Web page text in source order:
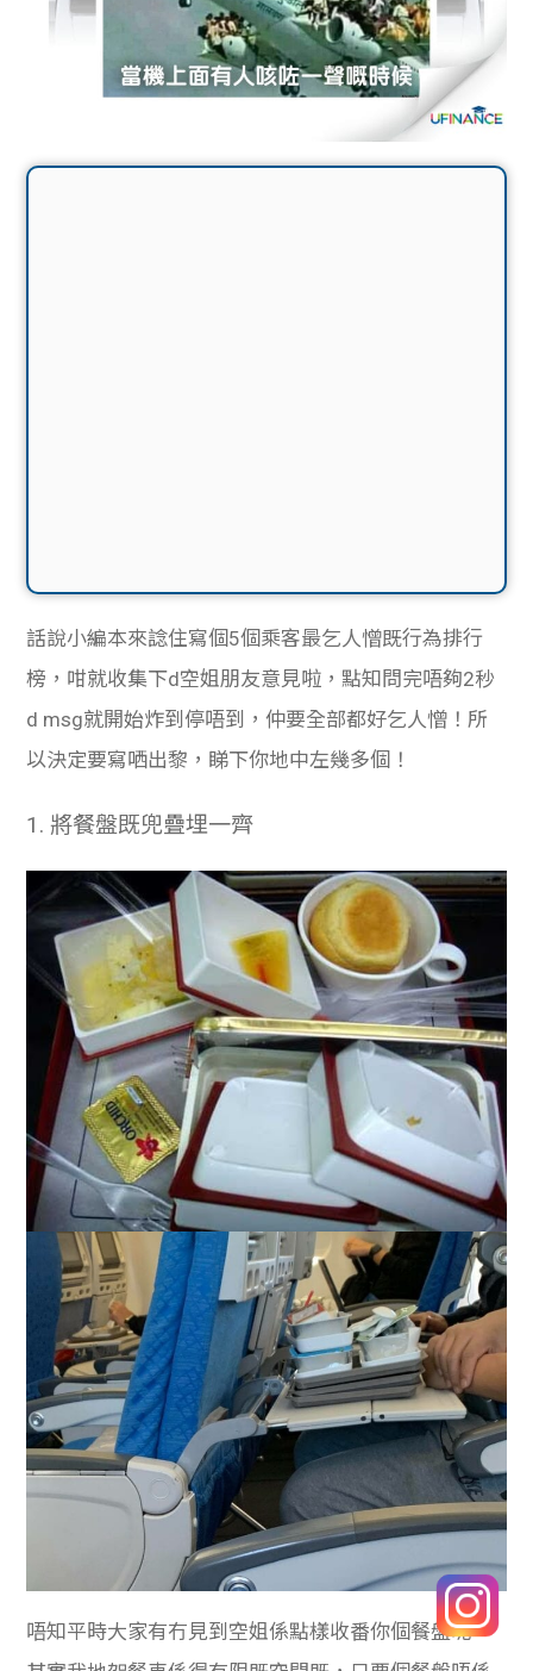
話說小編本來諗住寫個5個乘客最乞人憎既行為排行
榜，咁就收集下d空姐朋友意見啦，點知問完唔夠2秒
d msg就開始炸到停唔到，仲要全部都好乞人憎！所
以決定要寫哂出黎，睇下你地中左幾多個！
1. 將餐盤既兜疊埋一齊
唔知平時大家有冇見到空姐係點樣收番你個餐盤呢，